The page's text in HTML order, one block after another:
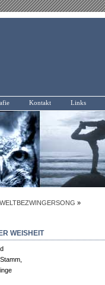
Kontakt Links
WELTBEZWINGERSONG »
WEISHEIT